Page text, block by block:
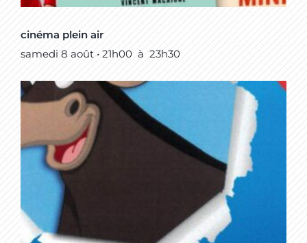
cinéma plein air
samedi 8 août • 21h00 à 23h30